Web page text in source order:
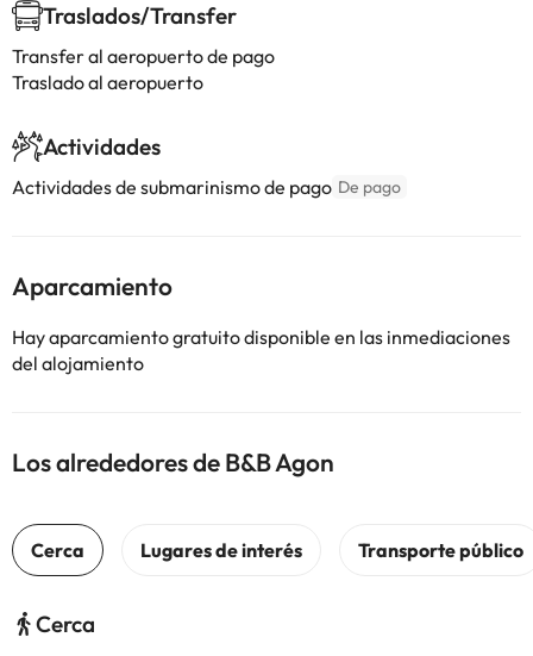
Traslados/Transfer
Transfer al aeropuerto de pago
Traslado al aeropuerto
Actividades
Actividades de submarinismo de pago De pago
Aparcamiento
Hay aparcamiento gratuito disponible en las inmediaciones
del alojamiento
Los alrededores de B&B Agon
Cerca